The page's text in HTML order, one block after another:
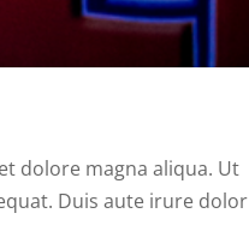
dolore magna aliqua. Ut
Duis aute irure dolor